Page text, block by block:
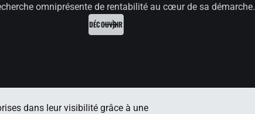
omniprésente de rentabilité au cœur de sa démarche.
DÉCOUVRIR
dans leur visibilité grâce à une